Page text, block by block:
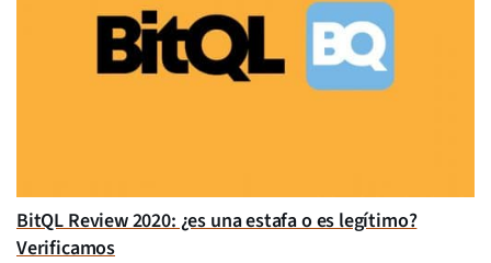
BitQL Review 2020: ¿es una estafa o es legítimo?
Verificamos